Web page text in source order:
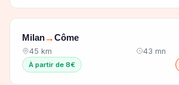
Milan→Côme
45 km 43 mn
À partir de 8€